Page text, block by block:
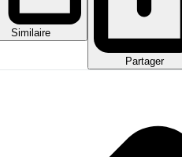
Similaire
Partager